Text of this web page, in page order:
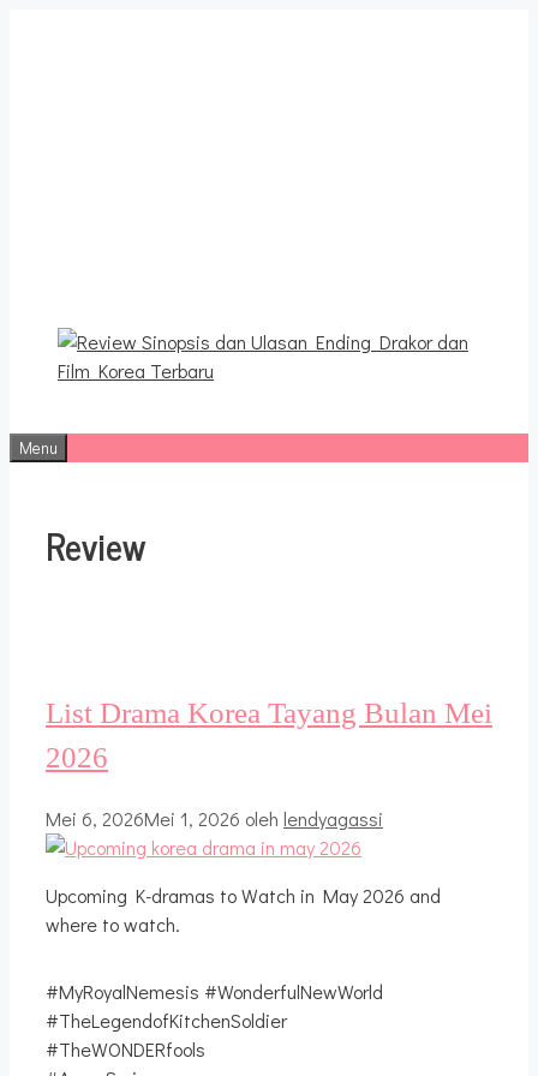
Menu
Review
List Drama Korea Tayang Bulan Mei
2026
Mei 6, 2026Mei 1, 2026 oleh lendyagassi
Upcoming K-dramas to Watch in May 2026 and
where to watch.
#MyRoyalNemesis #WonderfulNewWorld
#TheLegendofKitchenSoldier
#TheWONDERfools